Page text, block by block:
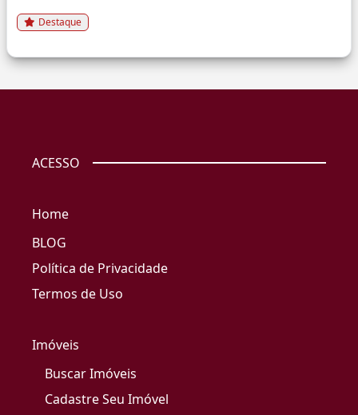
Destaque
ACESSO
Home
BLOG
Política de Privacidade
Termos de Uso
Imóveis
Buscar Imóveis
Cadastre Seu Imóvel